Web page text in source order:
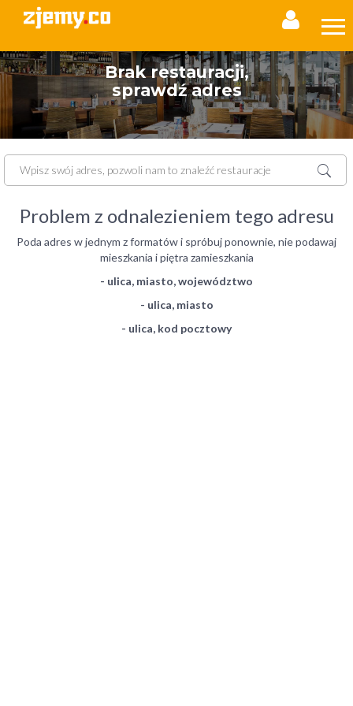
Brak restauracji,
sprawdź adres
Problem z odnalezieniem tego adresu
Poda adres w jednym z formatów i spróbuj ponownie, nie podawaj
mieszkania i piętra zamieszkania
- ulica, miasto, województwo
- ulica, miasto
- ulica, kod pocztowy